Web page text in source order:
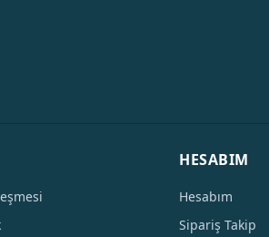
HESABIM
Hesabım
Sipariş Takip